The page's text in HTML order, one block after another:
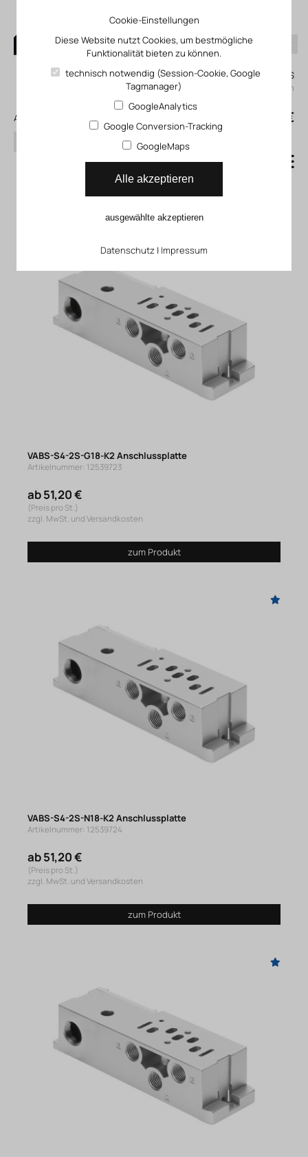
0
Mein KLEFINGHAUS
einloggen
Alle Produkte
Suchen
0,00 €
Anschlussplatte nach ISO
15407-2 VABS_S4
VABS-S4-2S-G18-K2 Anschlussplatte
Artikelnummer: 12539723
ab 51,20 €
(Preis pro St.)
zzgl. MwSt. und Versandkosten
zum Produkt
VABS-S4-2S-N18-K2 Anschlussplatte
Artikelnummer: 12539724
ab 51,20 €
(Preis pro St.)
zzgl. MwSt. und Versandkosten
zum Produkt
Cookie-Einstellungen
Diese Website nutzt Cookies, um bestmögliche
Funktionalität bieten zu können.
technisch notwendig (Session-Cookie, Google
Tagmanager)
GoogleAnalytics
Google Conversion-Tracking
GoogleMaps
Alle akzeptieren
ausgewählte akzeptieren
Datenschutz | Impressum